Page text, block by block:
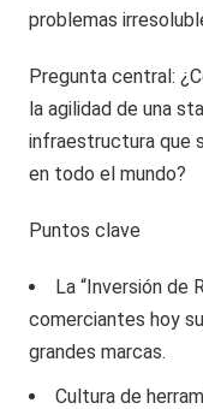
problemas
Pregunta central:
la agilidad de una
infraestructura que
en todo el mundo?
Puntos clave
La “Inversión de
comerciantes hoy
grandes marcas.
Cultura de